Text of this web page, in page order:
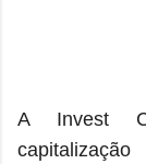
A Invest